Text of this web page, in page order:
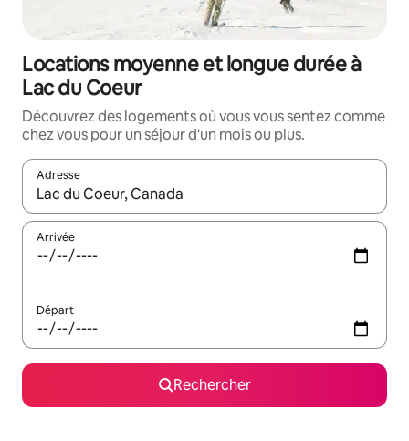
Locations moyenne et longue durée à
Lac du Coeur
Découvrez des logements où vous vous sentez comme
chez vous pour un séjour d'un mois ou plus.
Adresse
Lorsque les résultats s'affichent, utilisez les flèches vers le
Arrivée
Départ
Rechercher